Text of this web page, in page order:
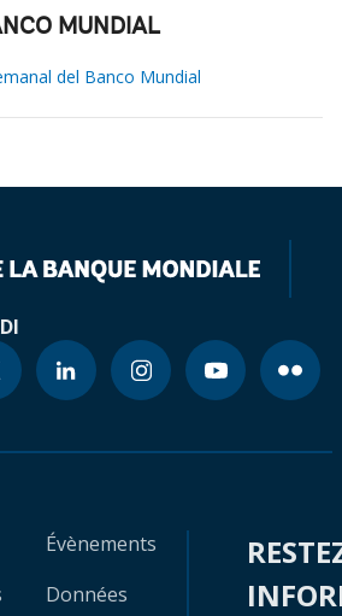
MUNDIAL
del Banco Mundial
Évènements
Données